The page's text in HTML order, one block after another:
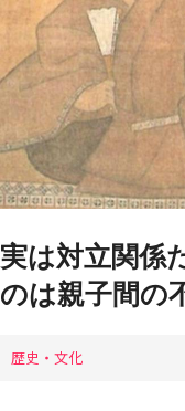
実は対立関係
のは親子間の
歴史・文化